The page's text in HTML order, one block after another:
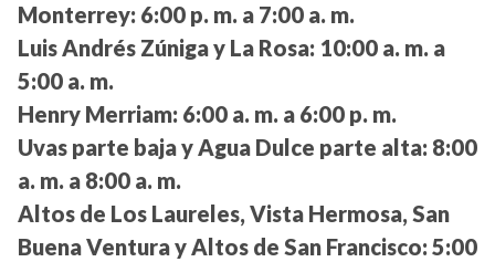
Monterrey: 6:00 p. m. a 7:00 a. m.
Luis Andrés Zúniga y La Rosa: 10:00 a. m. a
5:00 a. m.
Henry Merriam: 6:00 a. m. a 6:00 p. m.
Uvas parte baja y Agua Dulce parte alta: 8:00
a. m. a 8:00 a. m.
Altos de Los Laureles, Vista Hermosa, San
Buena Ventura y Altos de San Francisco: 5:00